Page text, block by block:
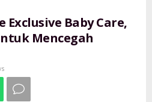
Exclusive Baby Care,
Mencegah